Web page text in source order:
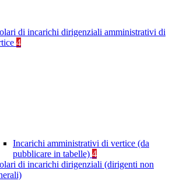
di incarichi dirigenziali amministrativi di
4
Incarichi amministrativi di vertice (da
pubblicare in tabelle) 4
di incarichi dirigenziali (dirigenti non